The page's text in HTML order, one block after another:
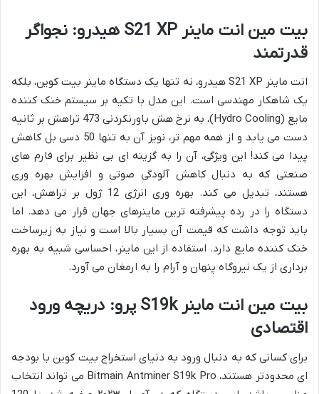
بیت مین انت ماینر S21 XP هیدرو: نجواگر
قدرتمند
انت ماینر S21 XP هیدرو، نه تنها یک دستگاه ماینر بیت کوین، بلکه
یک شاهکار مهندسی است. این مدل با تکیه بر سیستم خنک کننده
مایع (Hydro Cooling)، به نرخ هش باورنکردنی 473 تراهش بر ثانیه
دست می یابد و از همه مهم تر، نویز آن به تنها 50 دسی بل کاهش
پیدا می کند! این ویژگی، آن را به گزینه ای بی نظیر برای فارم های
صنعتی که به دنبال کاهش آلودگی صوتی و افزایش بهره وری
هستند، تبدیل می کند. بهره وری انرژی 12 ژول بر تراهش، این
دستگاه را در رده پیشرفته ترین ماینرهای جهان قرار می دهد. اما
باید توجه داشت که قیمت آن بسیار بالا است و نیاز به زیرساخت
خنک کننده مایع دارد. استفاده از این ماینر، احساسی شبیه به بهره
برداری از یک نیروگاه پنهان و آرام را به ارمغان می آورد.
بیت مین انت ماینر S19k پرو: دریچه ورود
اقتصادی
برای کسانی که به دنبال ورود به دنیای استخراج بیت کوین با بودجه
ای محدودتر هستند، Bitmain Antminer S19k Pro می تواند انتخاب